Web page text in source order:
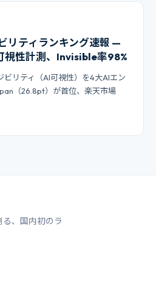
リティランキング速報 —
視性計測、Invisible率98%
ビリティ（AI可視性）を4大AIエン
（26.8pt）が首位、楽天市場
、国内初のラ